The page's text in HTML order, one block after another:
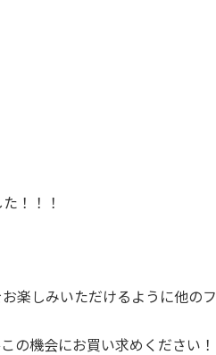
！！！
楽しみいただけるように他のフ
の機会にお買い求めください！